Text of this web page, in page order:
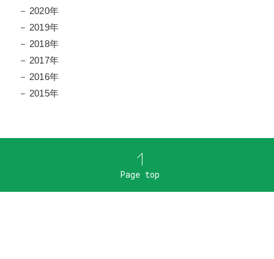
2020年
2019年
2018年
2017年
2016年
2015年
Page top